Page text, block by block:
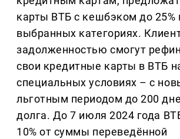
карты ВТБ с кешбэком до 25%
выбранных категориях.
задолженностью смогут
свои кредитные карты в ВТБ
специальных условиях – с
льготным периодом до 200
долга. До 7 июля 2024 года
10% от суммы переведённой